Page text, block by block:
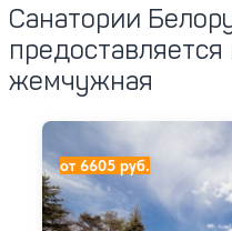
Санатории
жемчужная
Санаторий Журавушка
от 6605 руб.